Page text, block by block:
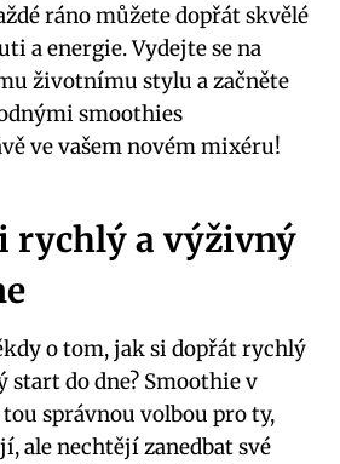
ráno můžete dopřát skvělé
a energie. Vydejte se na
životnímu stylu a začněte
smoothies
ve vašem novém mixéru!
rychlý a výživný
o tom, jak si dopřát rychlý
start do dne? Smoothie v
správnou volbou pro ty,
ale nechtějí zanedbat své